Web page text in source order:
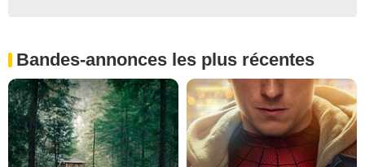
Bandes-annonces les plus récentes